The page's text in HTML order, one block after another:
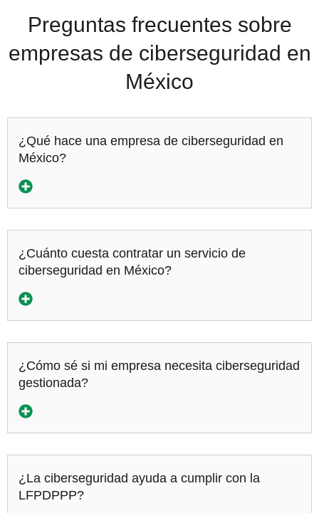
Preguntas frecuentes sobre
empresas de ciberseguridad en
México
¿Qué hace una empresa de ciberseguridad en
México?
¿Cuánto cuesta contratar un servicio de
ciberseguridad en México?
¿Cómo sé si mi empresa necesita ciberseguridad
gestionada?
¿La ciberseguridad ayuda a cumplir con la
LFPDPPP?